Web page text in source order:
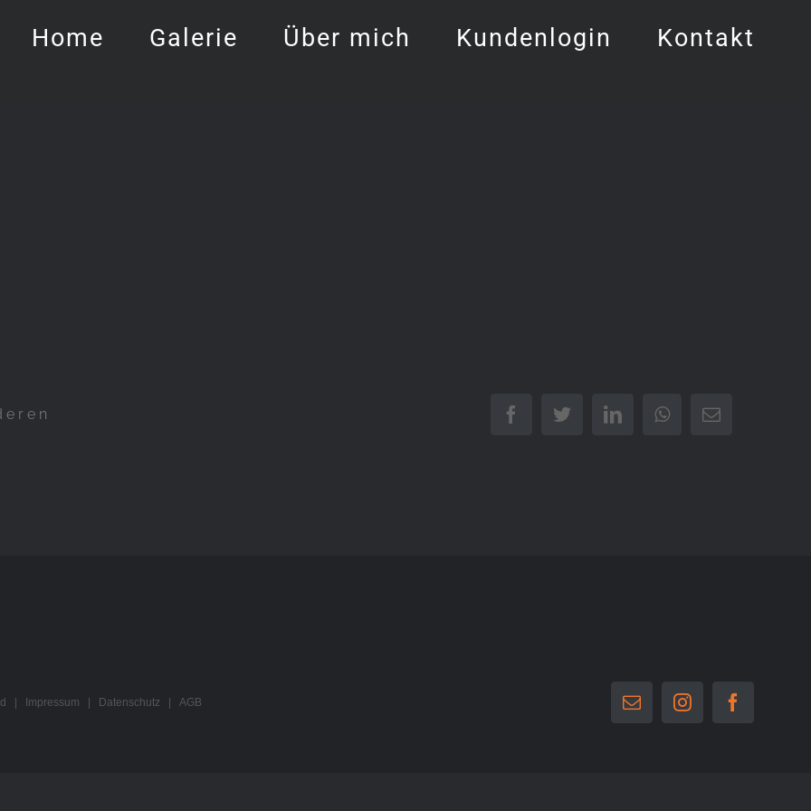
Home Galerie Über mich Kundenlogin Kontakt
FacebookTwitterLinkedInWhatsApp
E-
| Impressum | Datenschutz | AGB
E-
InstagramFacebook